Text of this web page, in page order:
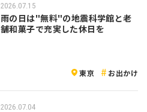
2026.07.15
雨の日は"無料"の地震科学館と老
舗和菓子で充実した休日を
東京 お出かけ
2026.07.04